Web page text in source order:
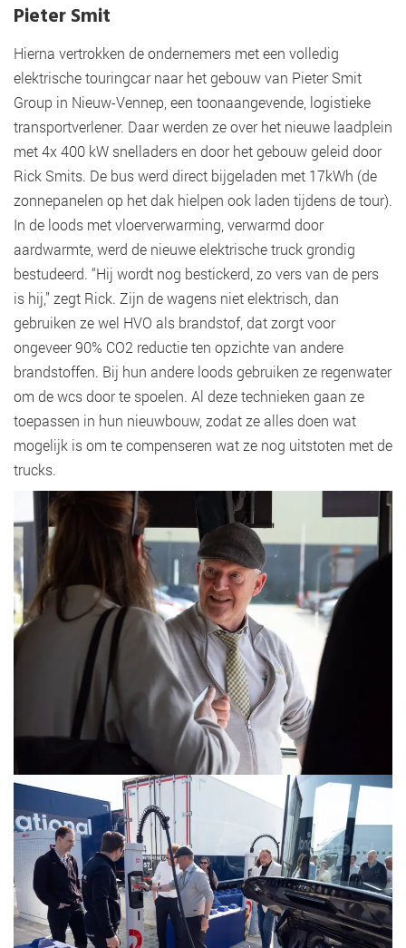
Pieter Smit
Hierna vertrokken de ondernemers met een volledig
elektrische touringcar naar het gebouw van Pieter Smit
Group in Nieuw-Vennep, een toonaangevende, logistieke
transportverlener. Daar werden ze over het nieuwe laadplein
met 4x 400 kW snelladers en door het gebouw geleid door
Rick Smits. De bus werd direct bijgeladen met 17kWh (de
zonnepanelen op het dak hielpen ook laden tijdens de tour).
In de loods met vloerverwarming, verwarmd door
aardwarmte, werd de nieuwe elektrische truck grondig
bestudeerd. “Hij wordt nog bestickerd, zo vers van de pers
is hij,” zegt Rick. Zijn de wagens niet elektrisch, dan
gebruiken ze wel HVO als brandstof, dat zorgt voor
ongeveer 90% CO2 reductie ten opzichte van andere
brandstoffen. Bij hun andere loods gebruiken ze regenwater
om de wcs door te spoelen. Al deze technieken gaan ze
toepassen in hun nieuwbouw, zodat ze alles doen wat
mogelijk is om te compenseren wat ze nog uitstoten met de
trucks.